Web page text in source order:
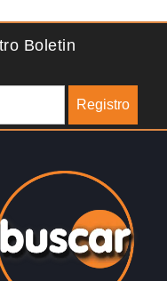
Boletin
Registro